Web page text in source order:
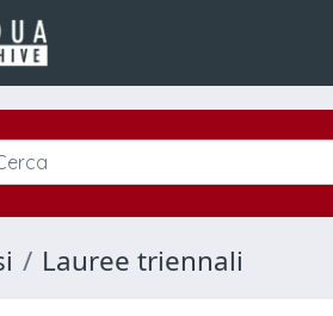
Lauree triennali